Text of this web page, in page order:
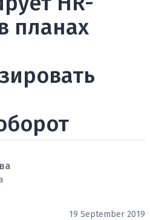
планах
19 September 2019